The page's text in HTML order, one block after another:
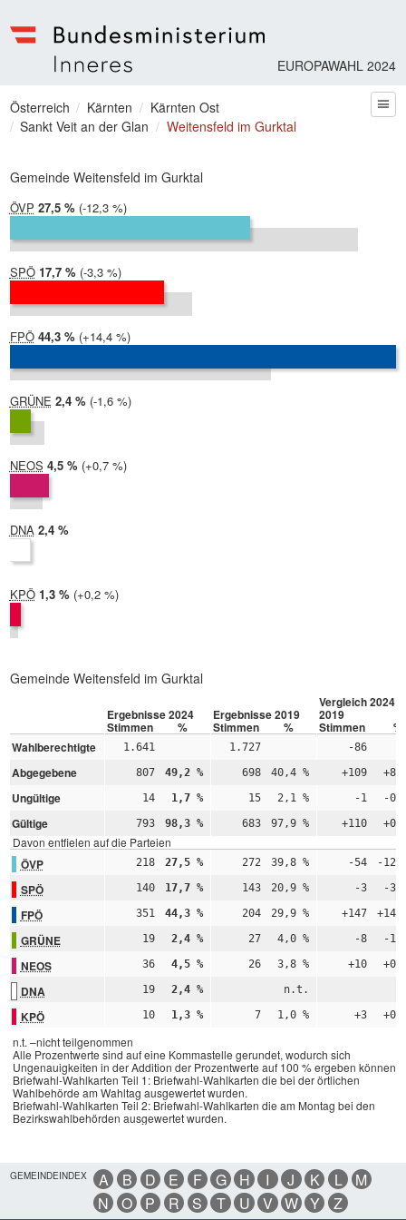
EUROPAWAHL 2024
Sie befinden sich hier
Österreich Kärnten
Kärnten Ost
Sankt Veit an der Glan
Weitensfeld im Gurktal
Gemeinde Weitensfeld im Gurktal
ÖVP 2024:
27,5 %
2019:
39,8 %
Differenz:
-12,3 %
SPÖ 2024:
17,7 %
2019:
20,9 %
Differenz:
-3,3 %
FPÖ 2024:
44,3 %
2019:
29,9 %
Differenz:
+14,4 %
GRÜNE 2024:
2,4 % Differenz:
-1,6 %
NEOS 2024:
4,5 % Differenz:
+0,7 %
DNA 2024:
2,4 %
KPÖ 2024:
1,3 % Differenz:
+0,2 %
Gemeinde Weitensfeld im Gurktal
Ergebnisse 2024 Ergebnisse 2019
Vergleich 2024 –
2019
Stimmen % Stimmen % Stimmen
%
Wahlberechtigte
1.641 1.727 -86
Abgegebene 807 49,2 % 698 40,4 % +109
Ungültige 14 1,7 % 15 2,1 % -1 -
Gültige 793 98,3 % 683 97,9 % +110
Davon entfielen auf die Parteien
ÖVP 218 27,5 % 272 39,8 % -54 -
SPÖ 140 17,7 % 143 20,9 % -3 -
FPÖ 351 44,3 % 204 29,9 % +147
GRÜNE 19 2,4 % 27 4,0 % -8 -
NEOS 36 4,5 % 26 3,8 % +10
DNA 19 2,4 % n.t.
KPÖ 10 1,3 % 7 1,0 % +3
n.t. –nicht teilgenommen
Alle Prozentwerte sind auf eine Kommastelle gerundet, wodurch sich
Ungenauigkeiten in der Addition der Prozentwerte auf 100 % ergeben können.
Briefwahl-Wahlkarten Teil 1: Briefwahl-Wahlkarten die bei der örtlichen
Wahlbehörde am Wahltag ausgewertet wurden.
Briefwahl-Wahlkarten Teil 2: Briefwahl-Wahlkarten die am Montag bei den
Bezirkswahlbehörden ausgewertet wurden.
GEMEINDEINDEX A B D E F G H I J K L
M
N
O P R S T U V W Y Z